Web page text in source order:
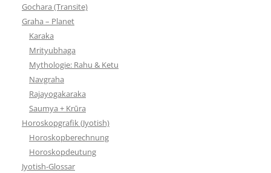
Gochara (Transite)
Graha – Planet
Karaka
Mrityubhaga
Mythologie: Rahu & Ketu
Navgraha
Rajayogakaraka
Saumya + Krūra
Horoskopgrafik (Jyotish)
Horoskopberechnung
Horoskopdeutung
Jyotish-Glossar